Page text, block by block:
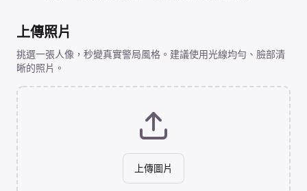
上傳照片
挑選一張人像，秒變真實警局風格。建議使用光線均勻、臉部清
晰的照片。
上傳圖片